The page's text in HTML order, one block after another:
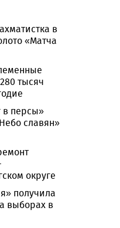
в
«Матча
тысяч
в персы»
славян»
округе
получила
выборах в